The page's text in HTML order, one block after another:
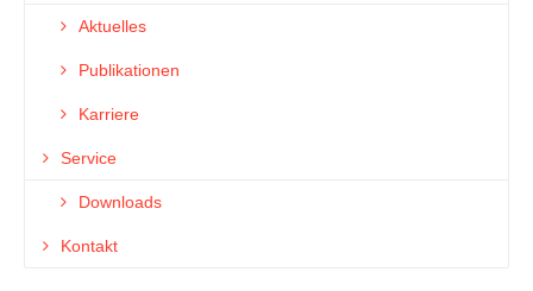
Aktuelles
Publikationen
Karriere
Service
Downloads
Kontakt